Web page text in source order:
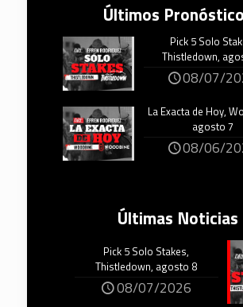
Últimos
Pick 5 Solo
Thistledown,
08/07/
La Exacta de Hoy,
agosto 7
08/06/
Últimas Noticias
Pick 5 Solo Stakes,
Thistledown, agosto 8
08/07/2026